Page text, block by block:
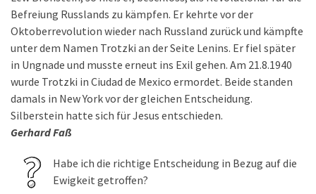
Befreiung Russlands zu kämpfen. Er kehrte vor der
Oktoberrevolution wieder nach Russland zurück und kämpfte
unter dem Namen Trotzki an der Seite Lenins. Er fiel später
in Ungnade und musste erneut ins Exil gehen. Am 21.8.1940
wurde Trotzki in Ciudad de Mexico ermordet. Beide standen
damals in New York vor der gleichen Entscheidung.
Silberstein hatte sich für Jesus entschieden.
Gerhard Faß
Habe ich die richtige Entscheidung in Bezug auf die
Ewigkeit getroffen?